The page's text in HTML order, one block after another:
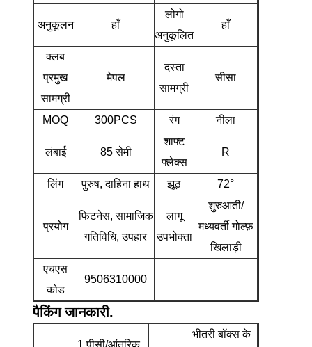
अनुकूलन हाँ
लोगो
अनुकूलित
हाँ
क्लब
प्रमुख
सामग्री
मेपल
दस्ता
सामग्री
सीसा
MOQ 300PCS रंग नीला
लंबाई 85 सेमी
शाफ्ट
फ्लेक्स
R
लिंग पुरुष, दाहिना हाथ झूठ 72°
प्रयोग
फिटनेस, सामाजिक
गतिविधि, उपहार
लागू
उपभोक्ता
शुरुआती/
मध्यवर्ती गोल्फ़
खिलाड़ी
एचएस
कोड
9506310000
पैकिंग जानकारी.
भीतरी बॉक्स के